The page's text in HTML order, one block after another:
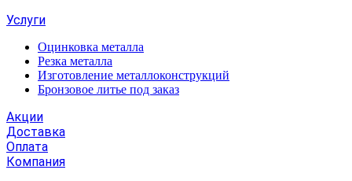
Услуги
Оцинковка металла
Резка металла
Изготовление металлоконструкций
Бронзовое литье под заказ
Акции
Доставка
Оплата
Компания